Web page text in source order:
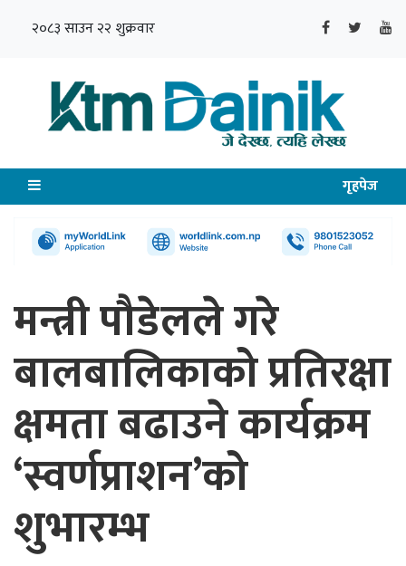
२०८३ साउन २२ शुक्रवार
गृहपेज
मन्त्री पौडेलले गरे
बालबालिकाको प्रतिरक्षा
क्षमता बढाउने कार्यक्रम
‘स्वर्णप्राशन’को
शुभारम्भ